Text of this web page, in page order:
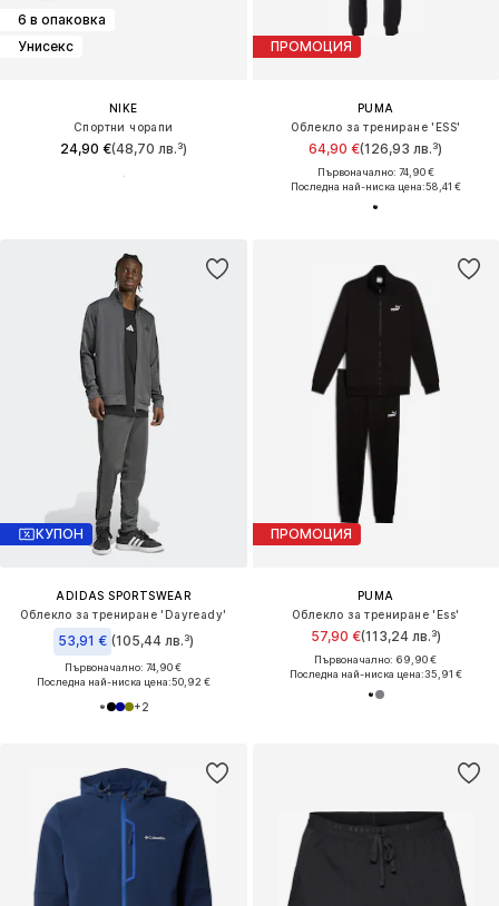
6 в опаковка
Унисекс
NIKE
Спортни чорапи
24,90 €(48,70 лв.³)
ПРОМОЦИЯ
PUMA
Облекло за трениране 'ESS'
64,90 €(126,93 лв.³)
Първоначално: 74,90 €
Последна най-ниска цена:58,41 €
КУПОН
ADIDAS SPORTSWEAR
Облекло за трениране 'Dayready'
53,91 € (105,44 лв.³)
Първоначално: 74,90 €
Последна най-ниска цена:50,92 €
+2
ПРОМОЦИЯ
PUMA
Облекло за трениране 'Ess'
57,90 €(113,24 лв.³)
Първоначално: 69,90 €
Последна най-ниска цена:35,91 €